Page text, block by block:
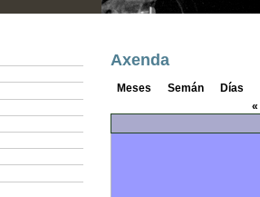
Axenda
Meses Semán Días
«